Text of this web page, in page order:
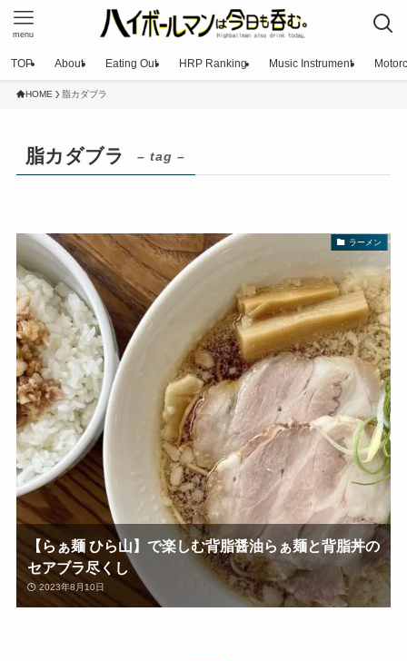
menu
TOP About Eating Out HRP Ranking Music Instrument
HOME 脂カダブラ
脂カダブラ – tag –
ラーメン
【らぁ麺 ひら山】で楽しむ背脂醤油らぁ麺と背脂丼の
セアブラ尽くし
2023年8月10日